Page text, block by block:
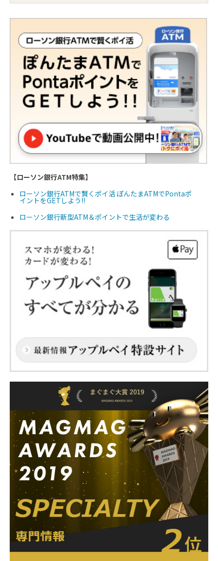
【ローソン銀行ATM特集】
ローソン銀行ATMで賢くポイ活 ぽんたまATMでPontaポ
イントをGETしよう!!
ローソン銀行新型ATM＆ポイントで生活が変わる